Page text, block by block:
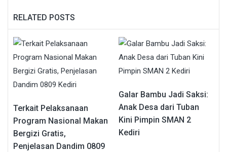
RELATED POSTS
Terkait Pelaksanaan
Program Nasional Makan
Bergizi Gratis,
Penjelasan Dandim 0809
Galar Bambu Jadi Saksi:
Anak Desa dari Tuban
Kini Pimpin SMAN 2
Kediri